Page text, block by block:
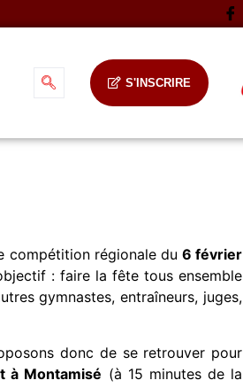
S'INSCRIRE
compétition régionale du 6 février
: faire la fête tous ensemble
gymnastes, entraîneurs, juges,
donc de se retrouver pour
à Montamisé (à 15 minutes de la